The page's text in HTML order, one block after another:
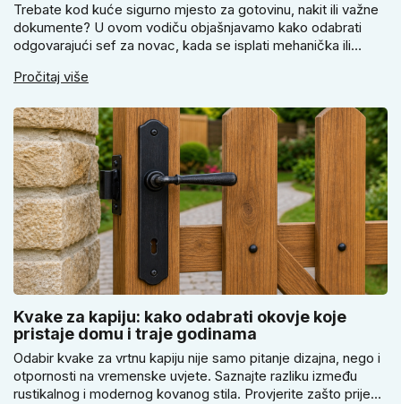
Trebate kod kuće sigurno mjesto za gotovinu, nakit ili važne
dokumente? U ovom vodiču objašnjavamo kako odabrati
odgovarajući sef za novac, kada se isplati mehanička ili
za stvarnu sigurnost. Dobit ćete praktične savjete za odabir
Pročitaj više
Kvake za kapiju: kako odabrati okovje koje
pristaje domu i traje godinama
Odabir kvake za vrtnu kapiju nije samo pitanje dizajna, nego i
otpornosti na vremenske uvjete. Saznajte razliku između
rustikalnog i modernog kovanog stila. Provjerite zašto prije